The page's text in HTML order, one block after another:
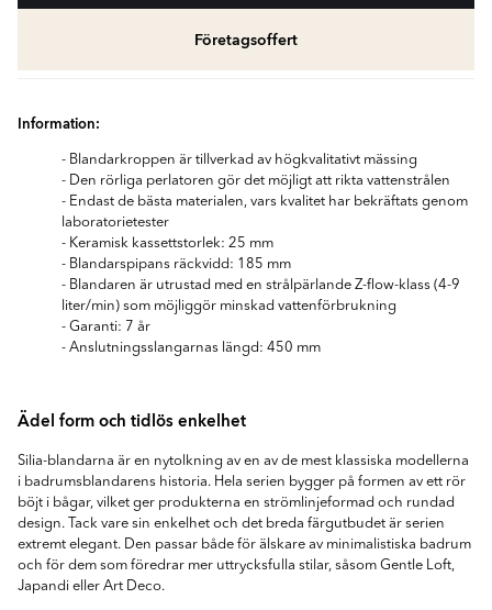
Företagsoffert
Information:
- Blandarkroppen är tillverkad av högkvalitativt mässing
- Den rörliga perlatoren gör det möjligt att rikta vattenstrålen
- Endast de bästa materialen, vars kvalitet har bekräftats genom
laboratorietester
- Keramisk kassettstorlek: 25 mm
- Blandarspipans räckvidd: 185 mm
- Blandaren är utrustad med en strålpärlande Z-flow-klass (4-9
liter/min) som möjliggör minskad vattenförbrukning
- Garanti: 7 år
- Anslutningsslangarnas längd: 450 mm
Ädel form och tidlös enkelhet
Silia-blandarna är en nytolkning av en av de mest klassiska modellerna
i badrumsblandarens historia. Hela serien bygger på formen av ett rör
böjt i bågar, vilket ger produkterna en strömlinjeformad och rundad
design. Tack vare sin enkelhet och det breda färgutbudet är serien
extremt elegant. Den passar både för älskare av minimalistiska badrum
och för dem som föredrar mer uttrycksfulla stilar, såsom Gentle Loft,
Japandi eller Art Deco.